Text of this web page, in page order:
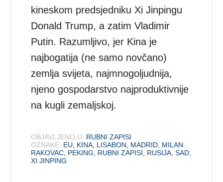
kineskom predsjedniku Xi Jinpingu
Donald Trump, a zatim Vladimir
Putin. Razumljivo, jer Kina je
najbogatija (ne samo novčano)
zemlja svijeta, najmnogoljudnija,
njeno gospodarstvo najproduktivnije
na kugli zemaljskoj.
OBJAVLJENO U: RUBNI ZAPISI
OZNAKE: EU KINA LISABON MADRID MILAN
RAKOVAC PEKING RUBNI ZAPISI RUSIJA ,SAD
XI JINPING